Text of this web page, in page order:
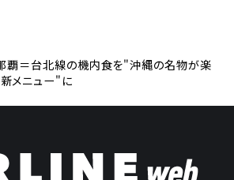
覇＝台北線の機内食を"沖縄の名物が楽
メニュー"に